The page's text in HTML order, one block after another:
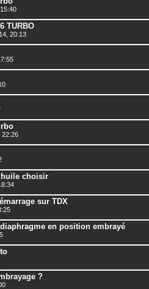
TURBO
20:13
22:26
choisir
sur TDX
en position embrayé
?